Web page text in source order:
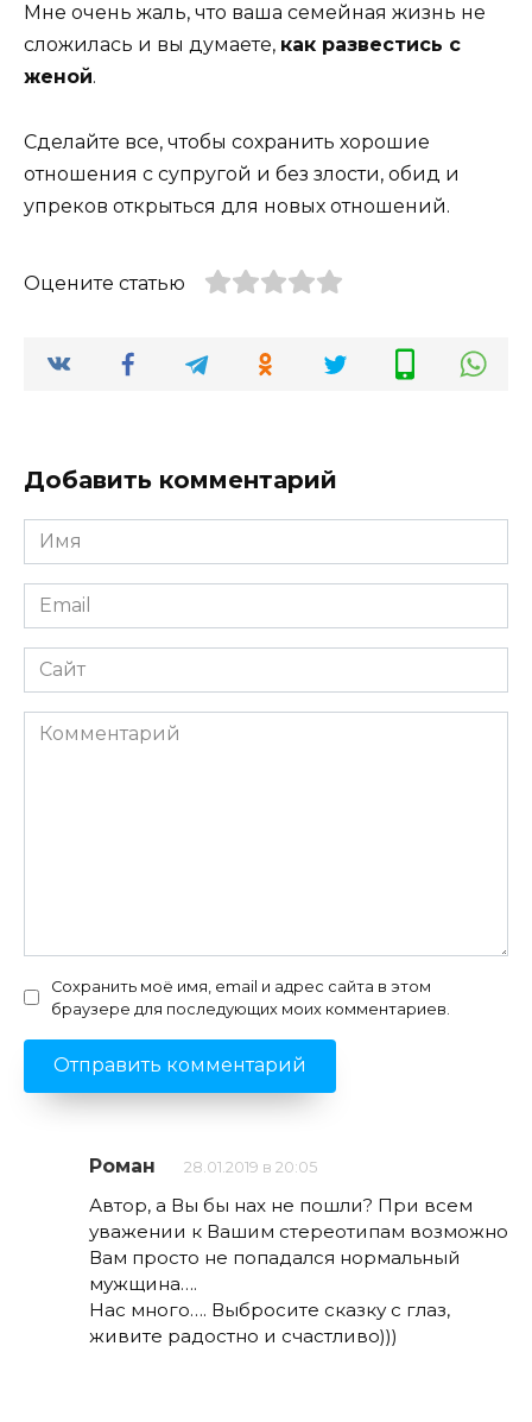
Мне очень жаль, что ваша семейная жизнь не
сложилась и вы думаете, как развестись с
женой.
Сделайте все, чтобы сохранить хорошие
отношения с супругой и без злости, обид и
упреков открыться для новых отношений.
Оцените статью
Добавить комментарий
Имя
*
Email
*
Сайт
Комментарий
Сохранить моё имя, email и адрес сайта в этом
браузере для последующих моих комментариев.
Роман 28.01.2019 в 20:05
Автор, а Вы бы нах не пошли? При всем
уважении к Вашим стереотипам возможно
Вам просто не попадался нормальный
мужщина….
Нас много…. Выбросите сказку с глаз,
живите радостно и счастливо)))